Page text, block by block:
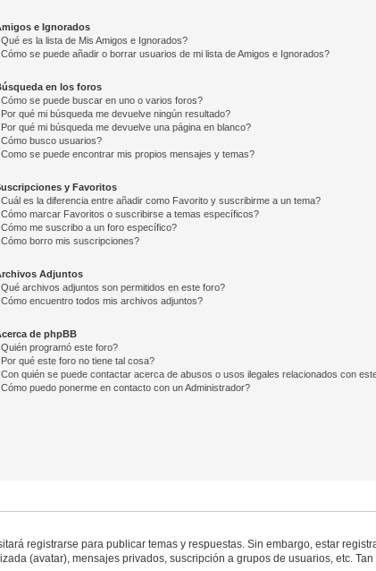
e Ignorados
es la lista de Mis Amigos e Ignorados?
se puede añadir o borrar usuarios de mi lista de Amigos e Ignorados?
en los foros
se puede buscar en uno o varios foros?
qué mi búsqueda me devuelve ningún resultado?
qué mi búsqueda me devuelve una página en blanco?
busco usuarios?
se puede encontrar mis propios mensajes y temas?
y Favoritos
es la diferencia entre añadir como Favorito y suscribirme a un tema?
marcar Favoritos o suscribirse a temas específicos?
me suscribo a un foro específico?
borro mis suscripciones?
Adjuntos
archivos adjuntos son permitidos en este foro?
encuentro todos mis archivos adjuntos?
de phpBB
programó este foro?
qué este foro no tiene tal cosa?
quién se puede contactar acerca de abusos o usos ilegales relacionados con
puedo ponerme en contacto con un Administrador?
registrarse para publicar temas y respuestas. Sin embargo, estar
(avatar), mensajes privados, suscripción a grupos de usuarios, etc.